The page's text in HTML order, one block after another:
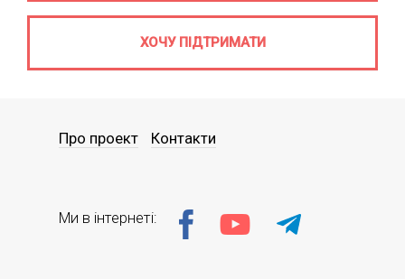
ХОЧУ ПІДТРИМАТИ
Про проект Контакти
Ми в інтернеті: